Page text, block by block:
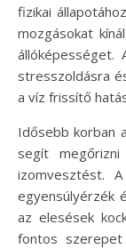
fizikai
mozgásokat
állóképességet.
stresszoldásra
a víz frissítő
Idősebb korban
segít
izomvesztést.
egyensúlyérzék
az elesések
fontos